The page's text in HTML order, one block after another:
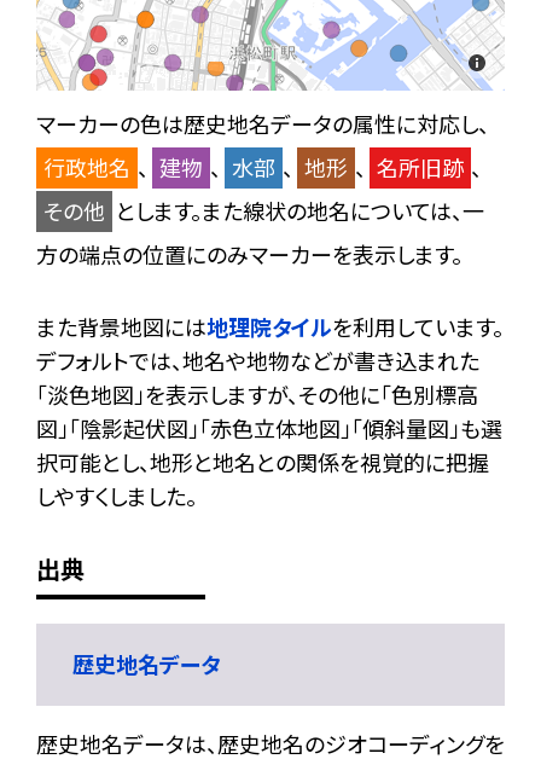
マーカーの色は歴史地名データの属性に対応し、
行政地名 、 建物 、 水部 、 地形 、 名所旧跡 、
その他 とします。また線状の地名については、一
方の端点の位置にのみマーカーを表示します。
また背景地図には地理院タイルを利用しています。
デフォルトでは、地名や地物などが書き込まれた
「淡色地図」を表示しますが、その他に「色別標高
図」「陰影起伏図」「赤色立体地図」「傾斜量図」も選
択可能とし、地形と地名との関係を視覚的に把握
しやすくしました。
出典
歴史地名データ
歴史地名データは、歴史地名のジオコーディングを